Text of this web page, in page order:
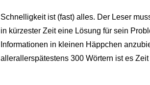
Schnelligkeit ist (fast) alles. Der Leser
in kürzester Zeit eine Lösung für sein
Informationen in kleinen Häppchen
allerallerspätestens 300 Wörtern ist es